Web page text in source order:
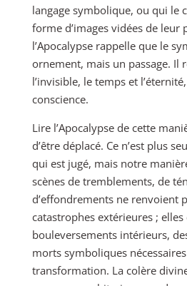
langage symbolique, ou qui le
forme d’images vidées de leur
l’Apocalypse rappelle que le
ornement, mais un passage. Il
l’invisible, le temps et
conscience.
Lire l’Apocalypse de cette
d’être déplacé. Ce n’est plus
qui est jugé, mais notre
scènes de tremblements, de
d’effondrements ne renvoient
catastrophes extérieures ;
bouleversements intérieurs,
morts symboliques
transformation. La colère